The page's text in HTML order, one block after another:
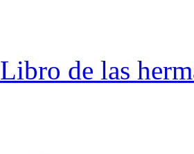
Libro de las